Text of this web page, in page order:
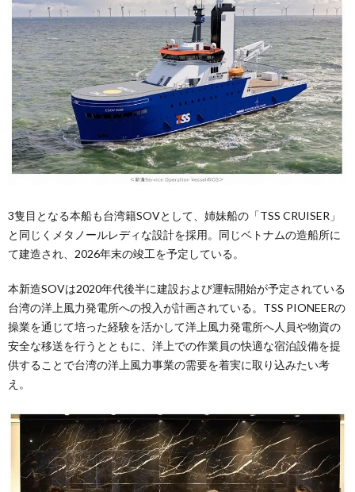
3隻目となる本船も台湾籍SOVとして、姉妹船の「TSS CRUISER」
と同じくメタノールレディな設計を採用。同じベトナムの造船所に
て建造され、2026年末の竣工を予定している。
本新造SOVは2020年代後半に建設および運転開始が予定されている
台湾の洋上風力発電所への投入が計画されている。TSS PIONEERの
操業を通じて培った経験を活かして洋上風力発電所へ人員や物資の
安全な移送を行うとともに、洋上での作業員の快適な宿泊設備を提
供することで台湾の洋上風力事業の需要を着実に取り込みたい考
え。